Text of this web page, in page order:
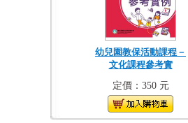
幼兒園教保活動課程－
文化課程參考實
定價：350 元